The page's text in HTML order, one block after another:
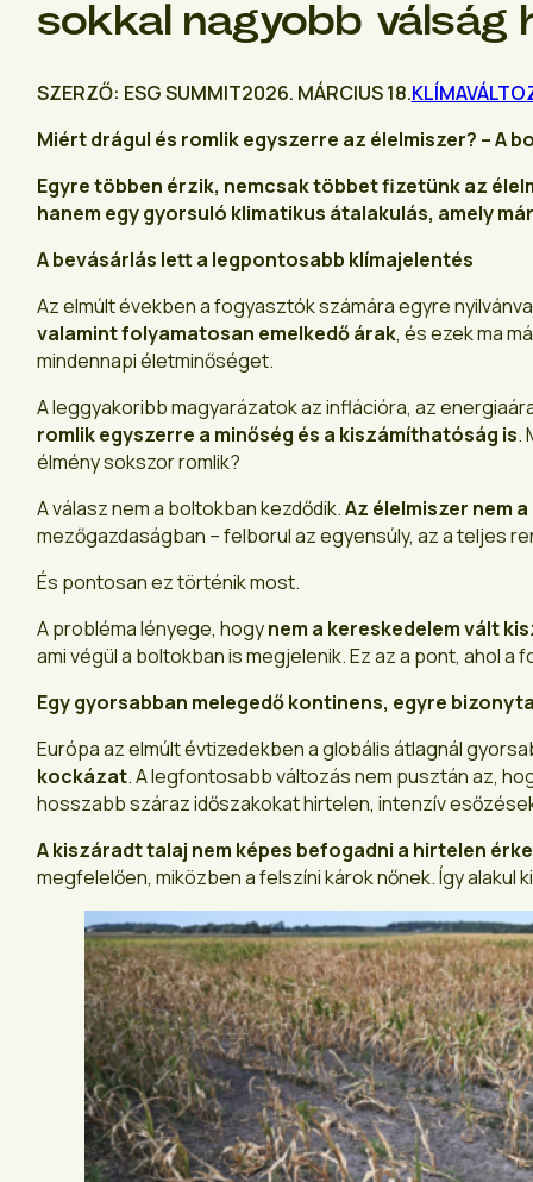
sokkal nagyobb válság
SZERZŐ: ESG SUMMIT2026. MÁRCIUS 18.
Miért drágul és romlik egyszerre az élelmiszer? – A
Egyre többen érzik, nemcsak többet fizetünk az
hanem egy gyorsuló klimatikus átalakulás, amely
A bevásárlás lett a legpontosabb klímajelentés
Az elmúlt években a fogyasztók számára egyre
valamint folyamatosan emelkedő árak, és ezek ma
mindennapi életminőséget.
A leggyakoribb magyarázatok az inflációra, az
romlik egyszerre a minőség és a kiszámíthatóság is.
élmény sokszor romlik?
A válasz nem a boltokban kezdődik.Az élelmiszer nem
mezőgazdaságban – felborul az egyensúly, az a teljes
És pontosan ez történik most.
A probléma lényege, hogynem a kereskedelem vált
ami végül a boltokban is megjelenik. Ez az a pont, ahol
Egy gyorsabban melegedő kontinens, egyre
Európa az elmúlt évtizedekben a globális átlagnál
kockázat. A legfontosabb változás nem pusztán az,
hosszabb száraz időszakokat hirtelen, intenzív
A kiszáradt talaj nem képes befogadni a hirtelen
megfelelően, miközben a felszíni károk nőnek. Így alakul